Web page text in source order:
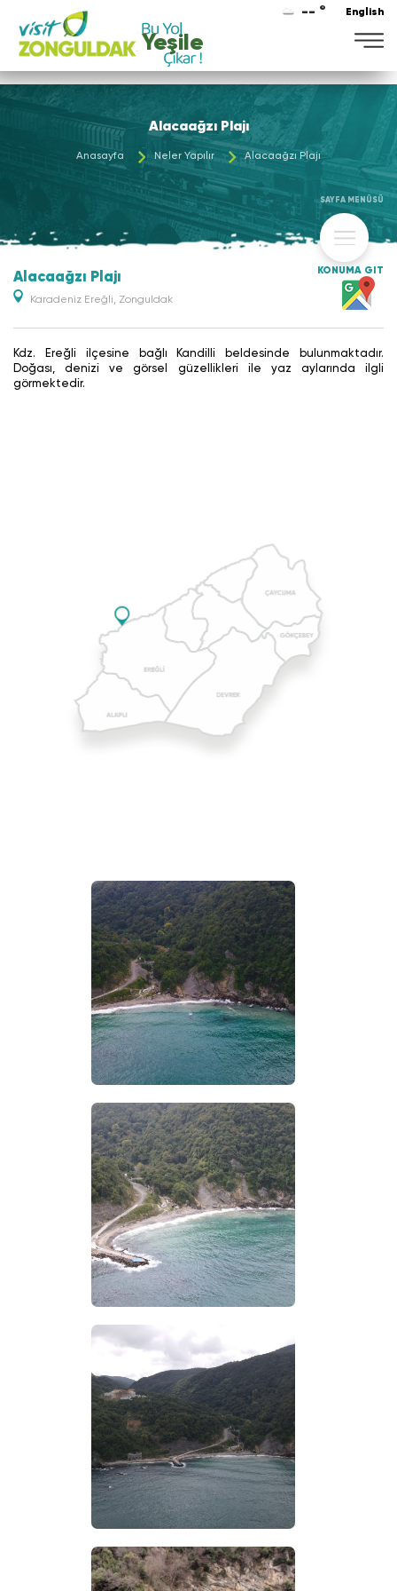
-- ° English
Yeşile
Alacaağzı Plajı
Anasayfa Neler Yapılır Alacaağzı Plajı
SAYFA MENÜSÜ
Alacaağzı Plajı
Karadeniz Ereğli, Zonguldak
KONUMA GİT
Kdz. Ereğli ilçesine bağlı Kandilli beldesinde bulunmaktadır.
Doğası, denizi ve görsel güzellikleri ile yaz aylarında ilgli
görmektedir.